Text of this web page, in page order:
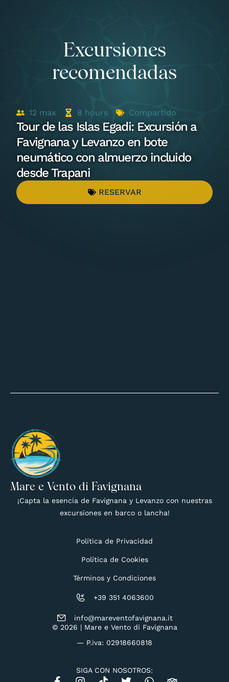
Excursiones
recomendadas
12 max 8 hours Compartido
Tour de las Islas Egadi: Excursión a
Favignana y Levanzo en bote
neumático con almuerzo incluido
desde Trapani
RESERVAR
Mare e Vento di Favignana
¡Capta la esencia de Favignana y Levanzo con nuestras
excursiones en barco o lancha!
+39 351 4063600
info@mareventofavignana.it
© 2026 | Mare e Vento di Favignana
— P.iva: 02918660818
Política de Privacidad
Política de Cookies
Términos y Condiciones
SIGA CON NOSOTROS: